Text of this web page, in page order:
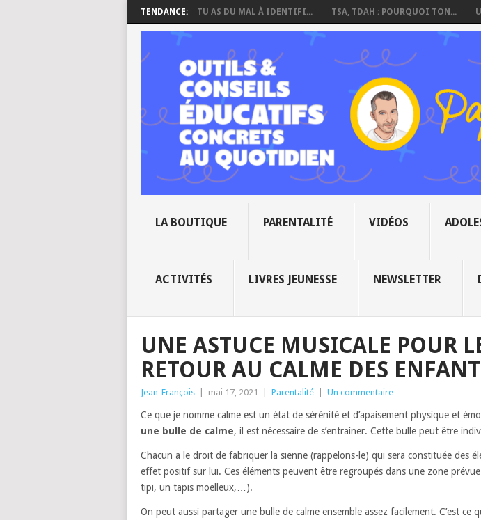
TENDANCE: TU AS DU MAL À IDENTIFI... TSA, TDAH : POURQUOI TON...
LA BOUTIQUE PARENTALITÉ VIDÉOS
ACTIVITÉS LIVRES JEUNESSE NEWSLETTER
UNE ASTUCE MUSICALE POUR
RETOUR AU CALME DES
Jean-François mai 17, 2021 Parentalité Un commentaire
Ce que je nomme calme est un état de sérénité et d’apaisement physique et
une bulle de calme, il est nécessaire de s’entrainer. Cette bulle peut être
Chacun a le droit de fabriquer la sienne (rappelons-le) qui sera constituée des
effet positif sur lui. Ces éléments peuvent être regroupés dans une zone
tipi, un tapis moelleux,…).
On peut aussi partager une bulle de calme ensemble assez facilement. C’est ce